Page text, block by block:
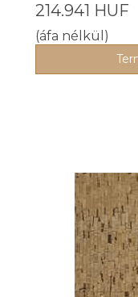
214.941 HUF
(áfa nélkül)